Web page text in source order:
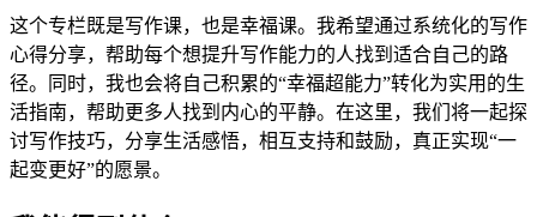
这个专栏既是写作课，也是幸福课。我希望通过系统化的写作
心得分享，帮助每个想提升写作能力的人找到适合自己的路
径。同时，我也会将自己积累的“幸福超能力”转化为实用的生
活指南，帮助更多人找到内心的平静。在这里，我们将一起探
讨写作技巧，分享生活感悟，相互支持和鼓励，真正实现“一
起变更好”的愿景。